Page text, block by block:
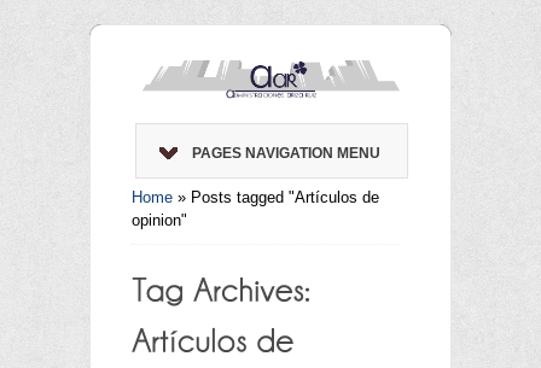
PAGES NAVIGATION MENU
Home » Posts tagged "Artículos de
opinion"